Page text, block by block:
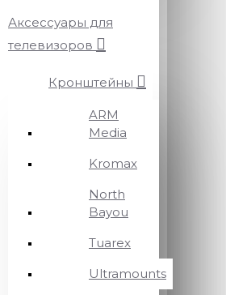
Аксессуары для
телевизоров
Кронштейны
ARM
Media
Kromax
North
Bayou
Tuarex
Ultramounts